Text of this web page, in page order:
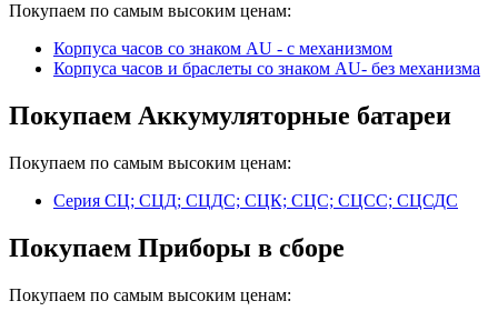
Покупаем по самым высоким ценам:
Корпуса часов cо знаком AU - с механизмом
Корпуса часов и браслеты со знаком AU- без механизма
Покупаем Аккумуляторные батареи
Покупаем по самым высоким ценам:
Серия СЦ; СЦД; СЦДС; СЦК; СЦС; СЦСС; СЦСДС
Покупаем Приборы в сборе
Покупаем по самым высоким ценам: